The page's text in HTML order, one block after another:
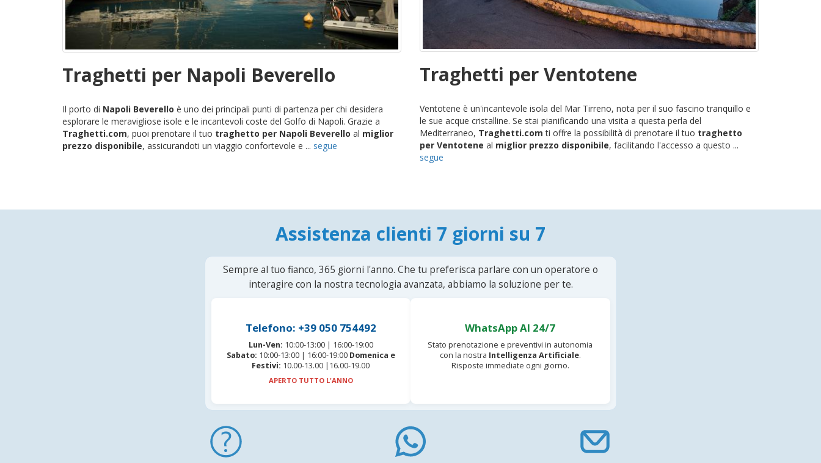
Traghetti per Napoli Beverello
Il porto di Napoli Beverello è uno dei principali punti di partenza per chi desidera
esplorare le meravigliose isole e le incantevoli coste del Golfo di Napoli. Grazie a
Traghetti.com, puoi prenotare il tuo traghetto per Napoli Beverello al miglior
prezzo disponibile, assicurandoti un viaggio confortevole e ... segue
Traghetti per Ventotene
Ventotene è un'incantevole isola del Mar Tirreno, nota per il suo fascino tranquillo e
le sue acque cristalline. Se stai pianificando una visita a questa perla del
Mediterraneo, Traghetti.com ti offre la possibilità di prenotare il tuo traghetto
per Ventotene al miglior prezzo disponibile, facilitando l'accesso a questo ...
segue
Assistenza clienti 7 giorni su 7
Sempre al tuo fianco, 365 giorni l'anno. Che tu preferisca parlare con un operatore o
interagire con la nostra tecnologia avanzata, abbiamo la soluzione per te.
Telefono: +39 050 754492
Lun-Ven: 10:00-13:00 | 16:00-19:00
Sabato: 10:00-13:00 | 16:00-19:00 Domenica e
Festivi: 10.00-13.00 |16.00-19.00
APERTO TUTTO L'ANNO
WhatsApp AI 24/7
Stato prenotazione e preventivi in autonomia
con la nostra Intelligenza Artificiale.
Risposte immediate ogni giorno.